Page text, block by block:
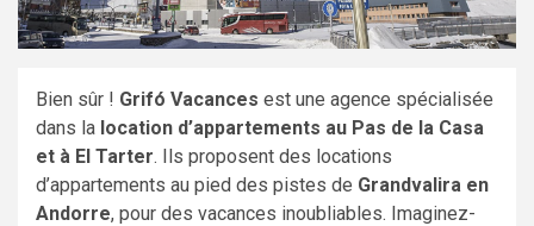
Bien sûr ! Grifó Vacances est une agence spécialisée
dans la location d’appartements au Pas de la Casa
et à El Tarter. Ils proposent des locations
d’appartements au pied des pistes de Grandvalira en
Andorre, pour des vacances inoubliables. Imaginez-